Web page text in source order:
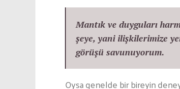
Mantık ve duyguları
şeye, yani ilişkilerimize
görüşü savunuyorum.
Oysa genelde bir bireyin